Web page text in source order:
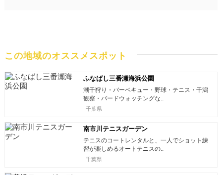
この地域のオススメスポット
ふなばし三番瀬海浜公園
潮干狩り・バーベキュー・野球・テニス・干潟
観察・バードウォッチングな..
千葉県
南市川テニスガーデン
テニスのコートレンタルと、一人でショット練
習が楽しめるオートテニスの..
千葉県